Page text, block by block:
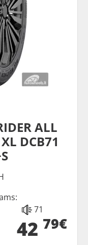
ALL
DCB71
71
42 79€